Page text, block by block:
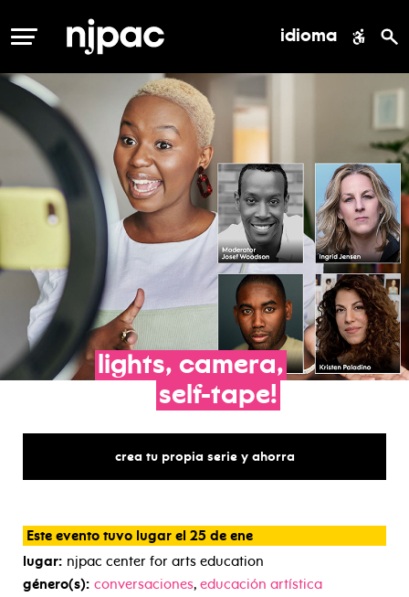
MENÚ idioma
lights, camera,
self-tape!
crea tu propia serie y ahorra
Este evento tuvo lugar el 25 de ene
lugar: njpac center for arts education
género(s): conversaciones, educación artística